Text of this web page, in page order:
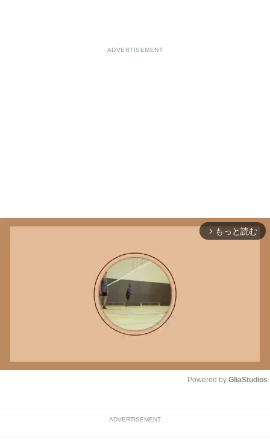
ADVERTISEMENT
arrow_forward_ios もっと読む
Powered by GliaStudios
ADVERTISEMENT